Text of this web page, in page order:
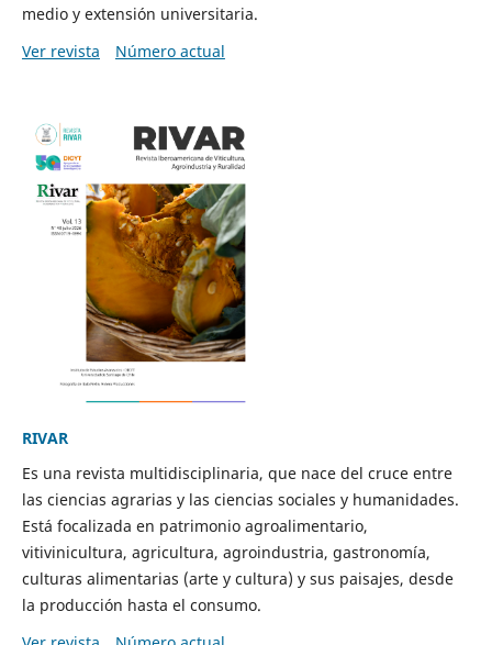
medio y extensión universitaria.
Ver revista
Número actual
RIVAR
Es una revista multidisciplinaria, que nace del cruce entre
las ciencias agrarias y las ciencias sociales y humanidades.
Está focalizada en patrimonio agroalimentario,
vitivinicultura, agricultura, agroindustria, gastronomía,
culturas alimentarias (arte y cultura) y sus paisajes, desde
la producción hasta el consumo.